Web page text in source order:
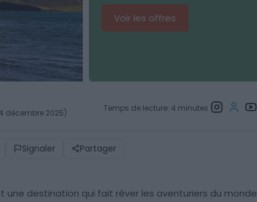
Voir les offres
décembre 2025) Temps de lecture: 4 minutes
Signaler Partager
une destination qui fait rêver les aventuriers du monde